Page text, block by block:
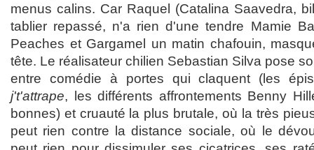
menus calins. Car Raquel (Catalina Saavedra,
tablier repassé, n'a rien d'une tendre Mamie
Peaches et Gargamel un matin chafouin,
tête. Le réalisateur chilien Sebastian Silva pose
entre comédie à portes qui claquent (les
j't'attrape, les différents affrontements Benny
bonnes) et cruauté la plus brutale, où la très
peut rien contre la distance sociale, où le